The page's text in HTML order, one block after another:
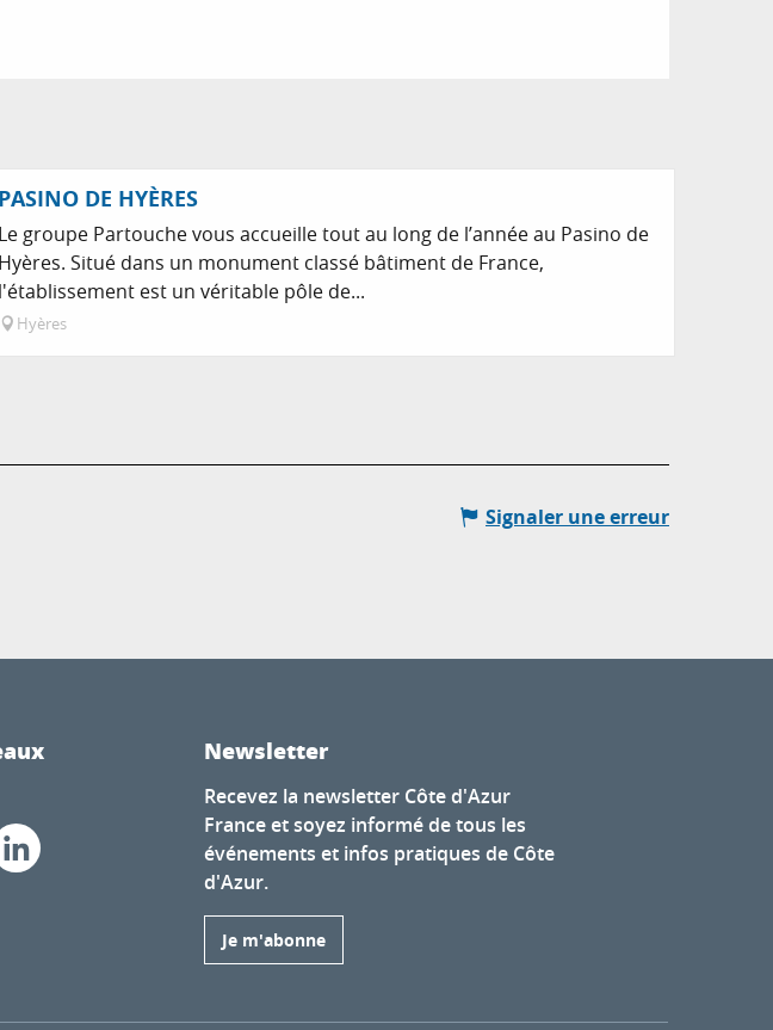
PASINO DE HYÈRES
Le groupe Partouche vous accueille tout au long de l’année au Pasino de
Hyères. Situé dans un monument classé bâtiment de France,
l'établissement est un véritable pôle de...
Hyères
Signaler une erreur
Newsletter
Recevez la newsletter Côte d'Azur
France et soyez informé de tous les
événements et infos pratiques de Côte
d'Azur.
Je m'abonne